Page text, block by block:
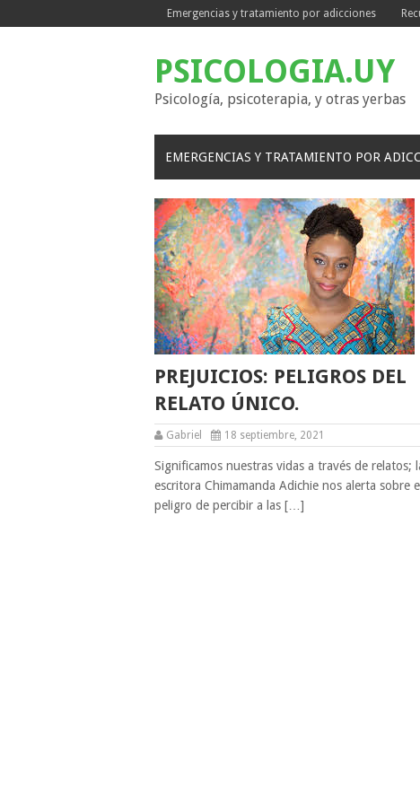
to
Emergencias y tratamiento por adicciones
PSICOLOGIA.UY
Psicología, psicoterapia, y otras yerbas
EMERGENCIAS Y TRATAMIENTO POR
PREJUICIOS: PELIGROS DEL
RELATO ÚNICO.
Gabriel 18 septiembre, 2021
Significamos nuestras vidas a través de relatos;
escritora Chimamanda Adichie nos alerta sobre el
peligro de percibir a las […]